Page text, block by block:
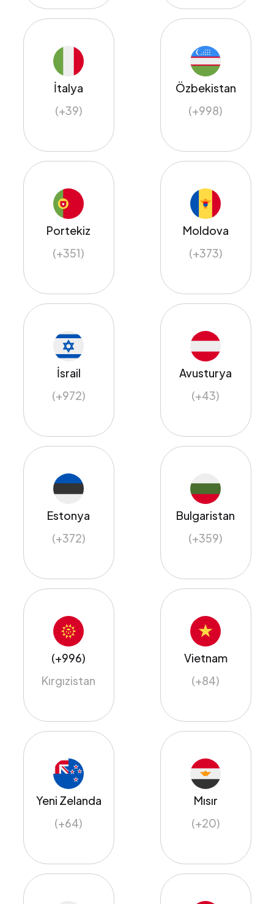
İtalya
(+39)
Özbekistan
(+998)
Portekiz
(+351)
Moldova
(+373)
İsrail
(+972)
Avusturya
(+43)
Estonya
(+372)
Bulgaristan
(+359)
(+996)
Kırgızistan
Vietnam
(+84)
Yeni Zelanda
(+64)
Mısır
(+20)